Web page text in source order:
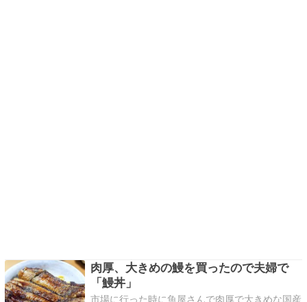
肉厚、大きめの鰻を買ったので夫婦で
「鰻丼」
市場に行った時に魚屋さんで肉厚で大きめな国産